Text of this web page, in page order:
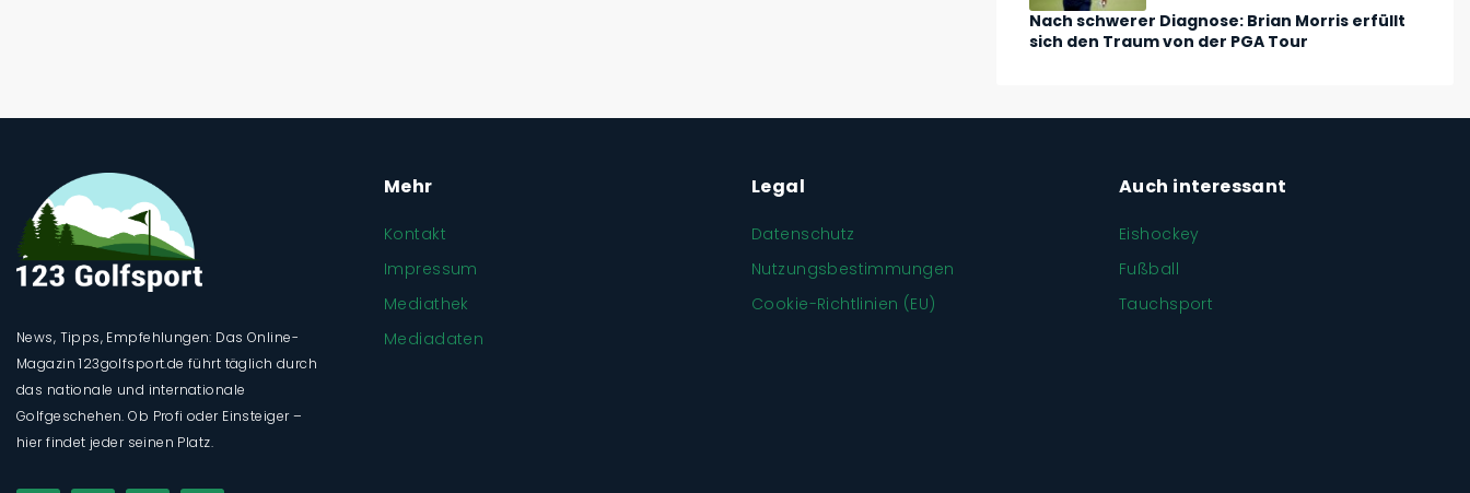
Nach schwerer Diagnose: Brian Morris erfüllt
sich den Traum von der PGA Tour
News, Tipps, Empfehlungen: Das Online-
Magazin 123golfsport.de führt täglich durch
das nationale und internationale
Golfgeschehen. Ob Profi oder Einsteiger –
hier findet jeder seinen Platz.
Mehr
Kontakt
Impressum
Mediathek
Mediadaten
Legal
Datenschutz
Nutzungsbestimmungen
Cookie-Richtlinien (EU)
Auch interessant
Eishockey
Fußball
Tauchsport